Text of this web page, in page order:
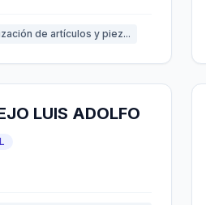
de artículos y piez...
LUIS ADOLFO